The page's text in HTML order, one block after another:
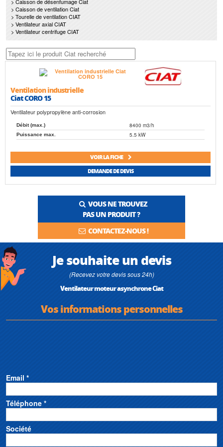
> Caisson de ventilation Ciat
> Tourelle de ventilation CIAT
> Ventilateur axial CIAT
> Ventilateur centrifuge CIAT
Ventilation industrielle
Ciat CORO 15
Ventilateur polypropylène anti-corrosion
Débit (max.) 8400 m3/h
Puissance max. 5.5 kW
VOIR LA FICHE
DEMANDE DE DEVIS
VOUS NE TROUVEZ
PAS UN PRODUIT ?
CONTACTEZ-NOUS !
Je souhaite un devis
(Recevez votre devis sous 24h)
Ventilateur moteur asynchrone Ciat
Vos informations personnelles
Email *
Téléphone *
Société